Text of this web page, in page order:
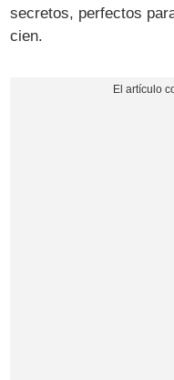
secretos, perfectos
cien.